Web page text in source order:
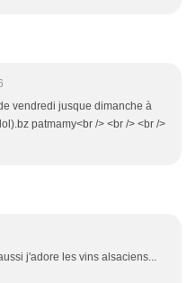
vendredi jusque dimanche à
patmamy<br /> <br /> <br />
j'adore les vins alsaciens...